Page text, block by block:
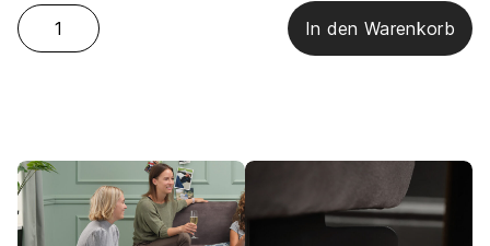
Sensoo – Cosy1 Hocker Menge
In den Warenkorb